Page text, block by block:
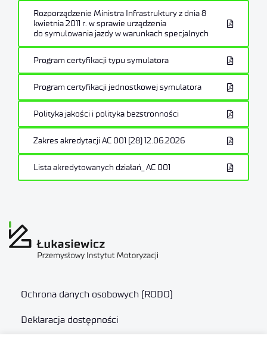
Rozporządzenie Ministra Infrastruktury z dnia 8
kwietnia 2011 r. w sprawie urządzenia
do symulowania jazdy w warunkach specjalnych
Program certyfikacji typu symulatora
Program certyfikacji jednostkowej symulatora
Polityka jakości i polityka bezstronności
Zakres akredytacji AC 001 (28) 12.06.2026
Lista akredytowanych działań_ AC 001
Ochrona danych osobowych (RODO)
Deklaracja dostępności